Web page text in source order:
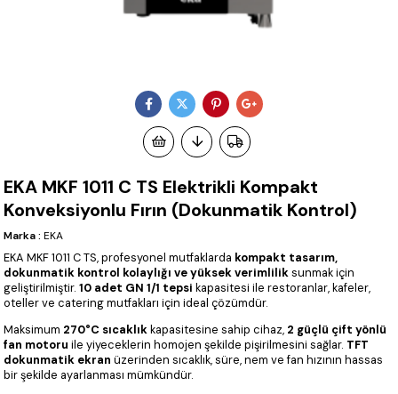
EKA MKF 1011 C TS Elektrikli Kompakt
Konveksiyonlu Fırın (Dokunmatik Kontrol)
Marka : EKA
EKA MKF 1011 C TS, profesyonel mutfaklarda kompakt tasarım,
dokunmatik kontrol kolaylığı ve yüksek verimliliksunmak için
geliştirilmiştir.10 adet GN 1/1 tepsi kapasitesi ile restoranlar, kafeler,
oteller ve catering mutfakları için ideal çözümdür.
Maksimum 270°C sıcaklıkkapasitesine sahip cihaz, 2 güçlü çift yönlü
fan motoru ile yiyeceklerin homojen şekilde pişirilmesini sağlar. TFT
dokunmatik ekran üzerinden sıcaklık, süre, nem ve fan hızının hassas
bir şekilde ayarlanması mümkündür.